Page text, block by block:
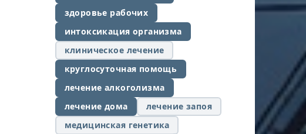
здоровье рабочих
интоксикация организма
клиническое лечение
круглосуточная помощь
лечение алкоголизма
лечение дома
лечение запоя
медицинская генетика